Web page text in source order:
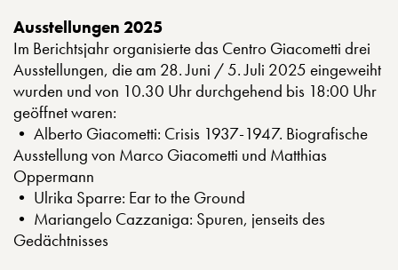
Ausstellungen 2025
Im Berichtsjahr organisierte das Centro Giacometti drei
Ausstellungen, die am 28. Juni / 5. Juli 2025 eingeweiht
wurden und von 10.30 Uhr durchgehend bis 18:00 Uhr
geöffnet waren:
• Alberto Giacometti: Crisis 1937-1947. Biografische
Ausstellung von Marco Giacometti und Matthias
Oppermann
• Ulrika Sparre: Ear to the Ground
• Mariangelo Cazzaniga: Spuren, jenseits des
Gedächtnisses